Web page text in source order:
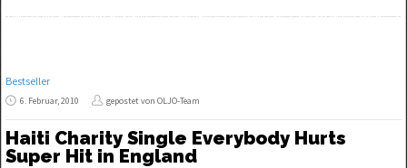
Bestseller
6. Februar, 2010 gepostet von OLJO-Team
Haiti Charity Single Everybody Hurts
Super Hit in England